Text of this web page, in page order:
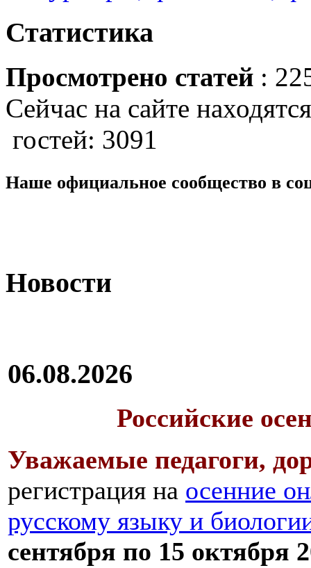
Статистика
Просмотрено статей :
Сейчас на сайте
гостей: 3091
Наше официальное сообщество в
Новости
06.08.2026
Российские
Уважаемые педагоги,
регистрация на осенние
русскому языку и
сентября по 15 октября